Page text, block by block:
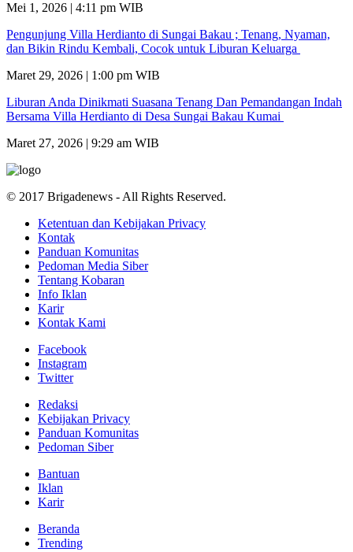
Mei 1, 2026 | 4:11 pm WIB
Pengunjung Villa Herdianto di Sungai Bakau ; Tenang, Nyaman,
dan Bikin Rindu Kembali, Cocok untuk Liburan Keluarga
Maret 29, 2026 | 1:00 pm WIB
Liburan Anda Dinikmati Suasana Tenang Dan Pemandangan Indah
Bersama Villa Herdianto di Desa Sungai Bakau Kumai
Maret 27, 2026 | 9:29 am WIB
© 2017 Brigadenews - All Rights Reserved.
Ketentuan dan Kebijakan Privacy
Kontak
Panduan Komunitas
Pedoman Media Siber
Tentang Kobaran
Info Iklan
Karir
Kontak Kami
Facebook
Instagram
Twitter
Redaksi
Kebijakan Privacy
Panduan Komunitas
Pedoman Siber
Bantuan
Iklan
Karir
Beranda
Trending